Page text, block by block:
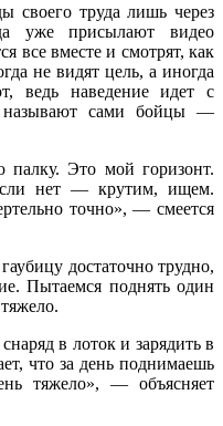
своего труда лишь через
уже присылают видео
все вместе и смотрят, как
не видят цель, а иногда
ведь наведение идет с
сами бойцы —
Это мой горизонт.
нет — крутим, ищем.
точно», — смеется
достаточно трудно,
Пытаемся поднять один
в лоток и зарядить в
что за день поднимаешь
тяжело», — объясняет